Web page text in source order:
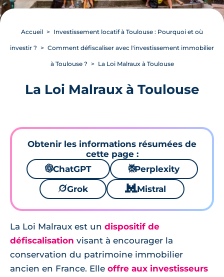
Accueil Investissement locatif à Toulouse : Pourquoi et où
investir ? Comment défiscaliser avec l'investissement immobilier
à Toulouse ? La Loi Malraux à Toulouse
La Loi Malraux à Toulouse
Obtenir les informations résumées de
cette page :
🌌ChatGPT ⚙Perplexity
🪐Grok 🐱 Mistral
La Loi Malraux est un dispositif de
défiscalisation visant à encourager la
conservation du patrimoine immobilier
ancien en France. Elle offre aux investisseurs